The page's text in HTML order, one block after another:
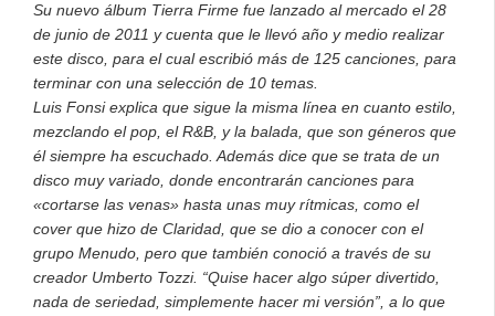
Su nuevo álbum Tierra Firme fue lanzado al mercado el 28
de junio de 2011 y cuenta que le llevó año y medio realizar
este disco, para el cual escribió más de 125 canciones, para
terminar con una selección de 10 temas.
Luis Fonsi explica que sigue la misma línea en cuanto estilo,
mezclando el pop, el R&B, y la balada, que son géneros que
él siempre ha escuchado. Además dice que se trata de un
disco muy variado, donde encontrarán canciones para
«cortarse las venas» hasta unas muy rítmicas, como el
cover que hizo de Claridad, que se dio a conocer con el
grupo Menudo, pero que también conoció a través de su
creador Umberto Tozzi. “Quise hacer algo súper divertido,
nada de seriedad, simplemente hacer mi versión”, a lo que